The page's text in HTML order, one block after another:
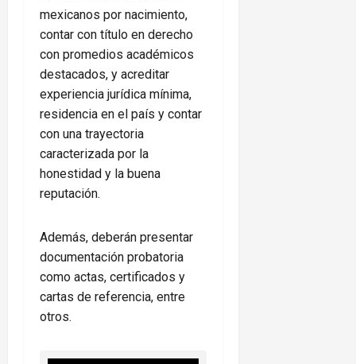
mexicanos por nacimiento,
contar con título en derecho
con promedios académicos
destacados, y acreditar
experiencia jurídica mínima,
residencia en el país y contar
con una trayectoria
caracterizada por la
honestidad y la buena
reputación.
Además, deberán presentar
documentación probatoria
como actas, certificados y
cartas de referencia, entre
otros.